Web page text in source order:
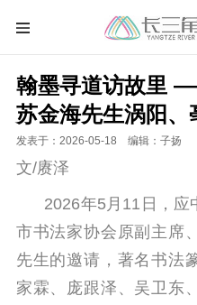
翰墨寻道访故里
苏金海先生涡阳
发表于：2026-05-18 编辑：子扬
文/赓泽
2026年5月11日，应
市书法家协会原副主席
先生的邀请，著名书法
家霖、 庞跟泽 、吴卫东